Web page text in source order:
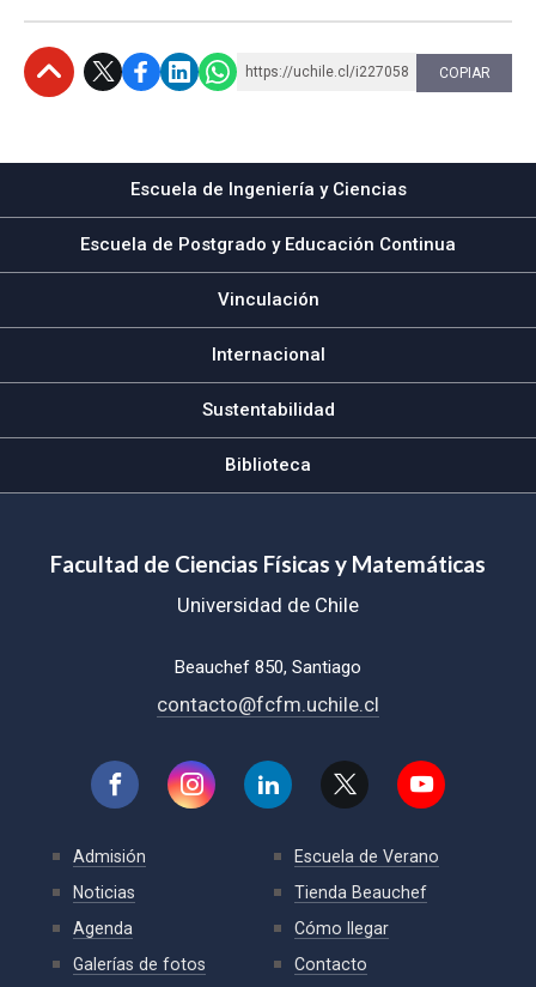
https://uchile.cl/i227058 COPIAR
Escuela de Ingeniería y Ciencias
Escuela de Postgrado y Educación Continua
Vinculación
Internacional
Sustentabilidad
Biblioteca
Facultad de Ciencias Físicas y Matemáticas
Universidad de Chile
Beauchef 850, Santiago
contacto@fcfm.uchile.cl
Admisión
Noticias
Agenda
Galerías de fotos
Escuela de Verano
Tienda Beauchef
Cómo llegar
Contacto